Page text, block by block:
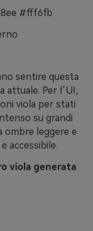
#fff6fb
sentire questa
attuale. Per l’UI,
viola per stati
su grandi
ombre leggere e
accessibile.
viola generata